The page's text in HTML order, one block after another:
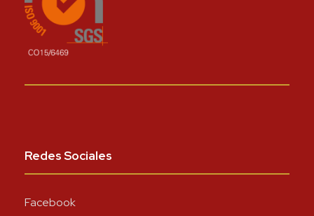
Redes Sociales
Facebook